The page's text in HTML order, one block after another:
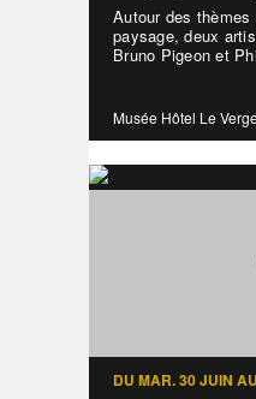
Autour des
paysage, deux
Bruno Pigeon et
Musée Hôtel Le
DU MAR. 30 JUIN